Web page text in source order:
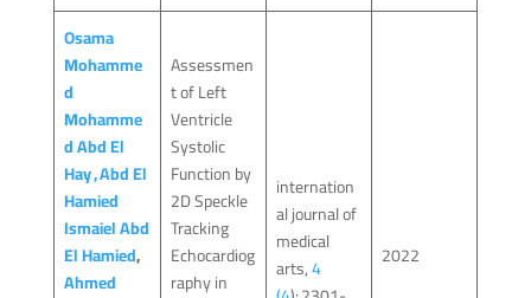
2022
internation
al journal of
medical
arts,4
Assessmen
t of Left
Ventricle
Systolic
Function by
2D Speckle
Tracking
Echocardiog
raphy in
Osama
Mohamme
d
Mohamme
d Abd El
Hay,Abd El
Hamied
Ismaiel Abd
El Hamied,
Ahmed